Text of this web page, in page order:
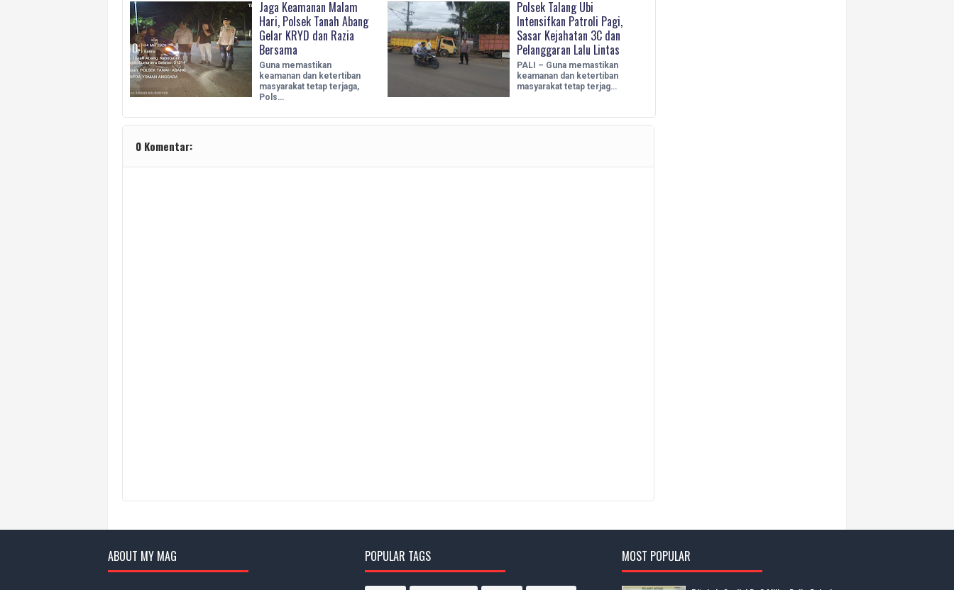
Jaga Keamanan Malam
Hari, Polsek Tanah Abang
Gelar KRYD dan Razia
Bersama
Guna memastikan
keamanan dan ketertiban
masyarakat tetap terjaga,
Pols…
Polsek Talang Ubi
Intensifkan Patroli Pagi,
Sasar Kejahatan 3C dan
Pelanggaran Lalu Lintas
PALI – Guna memastikan
keamanan dan ketertiban
masyarakat tetap terjag…
0 Komentar:
ABOUT MY MAG POPULAR TAGS MOST POPULAR